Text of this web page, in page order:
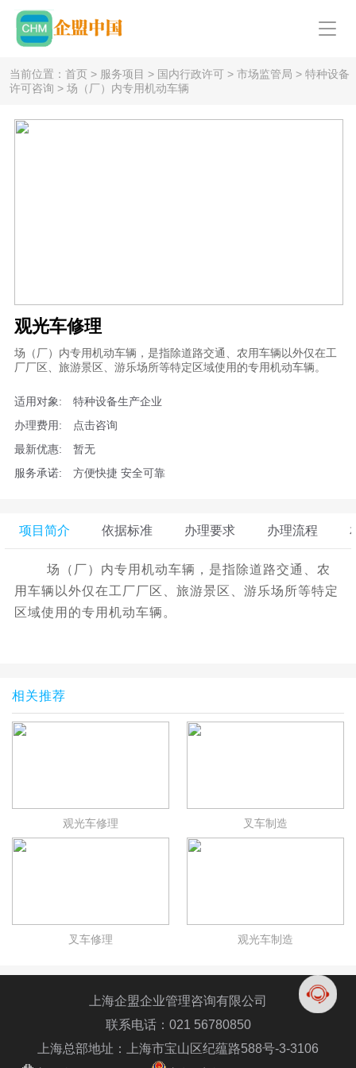
当前位置： 首页 > 服务项目 > 国内行政许可 > 市场监管局 > 特种设备
许可咨询 > 场（厂）内专用机动车辆
观光车修理
场（厂）内专用机动车辆，是指除道路交通、农用车辆以外仅在工
厂厂区、旅游景区、游乐场所等特定区域使用的专用机动车辆。
适用对象:
特种设备生产企业
办理费用:
点击咨询
最新优惠:
暂无
服务承诺:
方便快捷 安全可靠
项目简介 依据标准 办理要求 办理流程
场（厂）内专用机动车辆，是指除道路交通、农
用车辆以外仅在工厂厂区、旅游景区、游乐场所等特定
区域使用的专用机动车辆。
相关推荐
观光车修理 叉车制造
叉车修理 观光车制造
上海企盟企业管理咨询有限公司
联系电话：021 56780850
上海总部地址：上海市宝山区纪蕴路588号-3-3106